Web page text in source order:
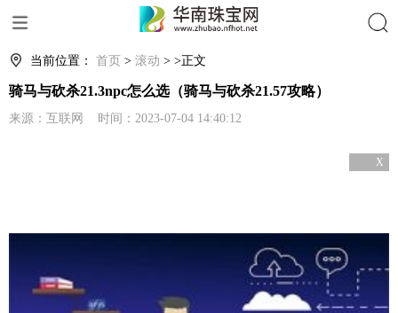
当前位置： 首页 > 滚动 > >正文
骑马与砍杀21.3npc怎么选（骑马与砍杀21.57攻略）
来源：互联网 时间：2023-07-04 14:40:12
X